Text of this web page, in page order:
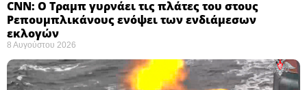
CNN: Ο Τραμπ γυρνάει τις πλάτες του στους
Ρεπουμπλικάνους ενόψει των ενδιάμεσων
εκλογών ​
8 Αυγούστου 2026